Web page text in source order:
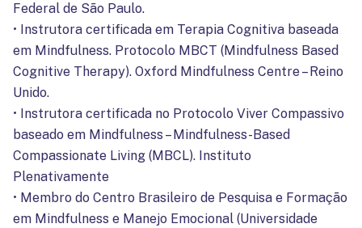
Federal de São Paulo.
• Instrutora certificada em Terapia Cognitiva baseada
em Mindfulness. Protocolo MBCT (Mindfulness Based
Cognitive Therapy). Oxford Mindfulness Centre – Reino
Unido.
• Instrutora certificada no Protocolo Viver Compassivo
baseado em Mindfulness – Mindfulness-Based
Compassionate Living (MBCL). Instituto
Plenativamente
• Membro do Centro Brasileiro de Pesquisa e Formação
em Mindfulness e Manejo Emocional (Universidade